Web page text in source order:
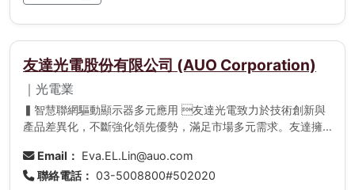
友達光電股份有限公司 (AUO Corporation)
｜光電業
▍智慧聯網驅動顯示器多元應用 友達光電致力於技術創新與
產品差異化，不斷強化領先優勢，滿足市場多元需求。友達擁
品及軟硬體整合的智慧解決方案。  在5G、大數據、物聯
網及人工智慧等爆發性科技變革帶動下，顯示器應用不斷推陳
Email： Eva.EL.Lin@auo.com
聯絡電話： 03-5008800#502020